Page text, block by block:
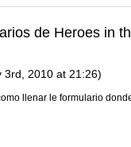
de Heroes in
3rd, 2010 at 21:26)
llenar le formulario